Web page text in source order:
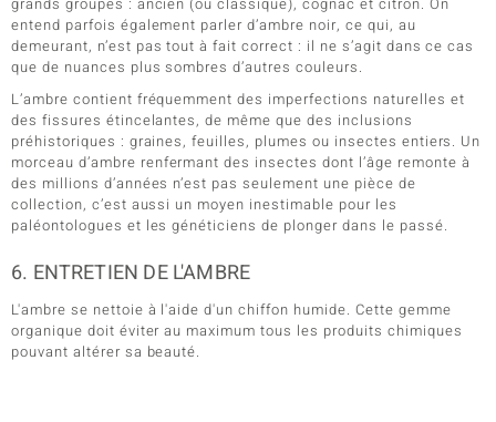
entend parfois également parler d’ambre noir, ce qui, au
demeurant, n’est pas tout à fait correct : il ne s’agit dans ce cas
que de nuances plus sombres d’autres couleurs.
L’ambre contient fréquemment des imperfections naturelles et
des fissures étincelantes, de même que des inclusions
préhistoriques : graines, feuilles, plumes ou insectes entiers. Un
morceau d’ambre renfermant des insectes dont l’âge remonte à
des millions d’années n’est pas seulement une pièce de
collection, c’est aussi un moyen inestimable pour les
paléontologues et les généticiens de plonger dans le passé.
6. ENTRETIEN DE L'AMBRE
L'ambre se nettoie à l'aide d'un chiffon humide. Cette gemme
organique doit éviter au maximum tous les produits chimiques
pouvant altérer sa beauté.